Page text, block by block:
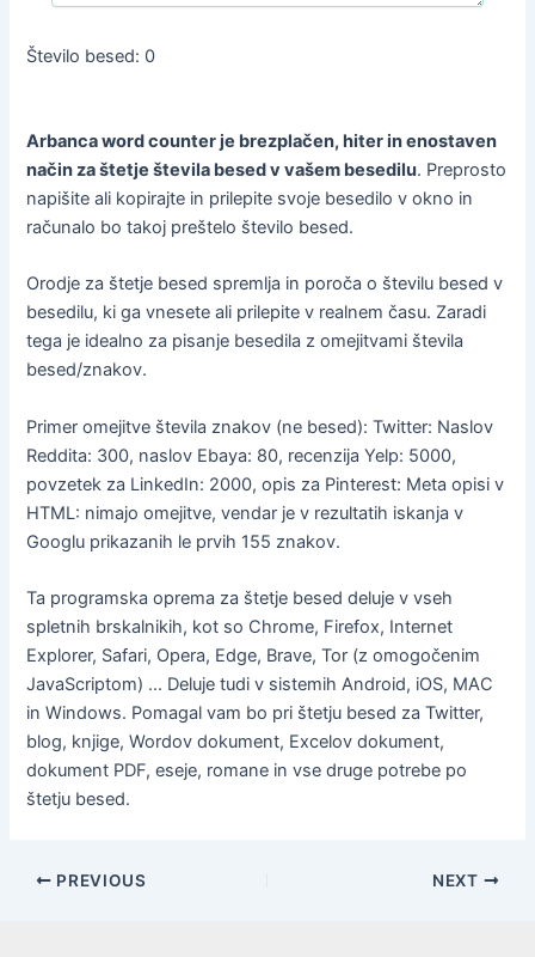
Število besed: 0
Arbanca word counter je brezplačen, hiter in enostaven
način za štetje števila besed v vašem besedilu. Preprosto
napišite ali kopirajte in prilepite svoje besedilo v okno in
računalo bo takoj preštelo število besed.
Orodje za štetje besed spremlja in poroča o številu besed v
besedilu, ki ga vnesete ali prilepite v realnem času. Zaradi
tega je idealno za pisanje besedila z omejitvami števila
besed/znakov.
Primer omejitve števila znakov (ne besed): Twitter: Naslov
Reddita: 300, naslov Ebaya: 80, recenzija Yelp: 5000,
povzetek za LinkedIn: 2000, opis za Pinterest: Meta opisi v
HTML: nimajo omejitve, vendar je v rezultatih iskanja v
Googlu prikazanih le prvih 155 znakov.
Ta programska oprema za štetje besed deluje v vseh
spletnih brskalnikih, kot so Chrome, Firefox, Internet
Explorer, Safari, Opera, Edge, Brave, Tor (z omogočenim
JavaScriptom) … Deluje tudi v sistemih Android, iOS, MAC
in Windows. Pomagal vam bo pri štetju besed za Twitter,
blog, knjige, Wordov dokument, Excelov dokument,
dokument PDF, eseje, romane in vse druge potrebe po
štetju besed.
Post
PREVIOUS NEXT